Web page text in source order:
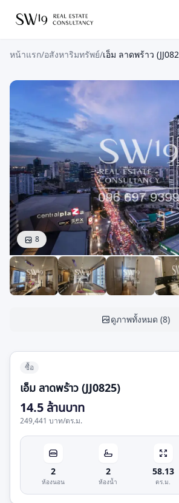
หน้าแรก/อสังหาริมทรัพย์/เอ็ม ลาดพร้าว
8
ดูภาพทั้งหมด (8)
ซื้อ
เอ็ม ลาดพร้าว (JJ0825)
14.5 ล้านบาท
249,441 บาท/ตร.ม.
2
ห้องนอน
2
ห้องน้ำ
58.13
ตร.ม.